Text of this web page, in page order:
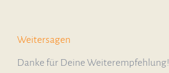
Weitersagen
Danke für Deine Weiterempfehlung!